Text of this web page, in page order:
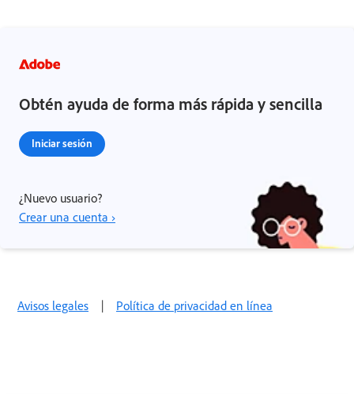
Obtén ayuda de forma más rápida y sencilla
Iniciar sesión
¿Nuevo usuario?
Crear una cuenta ›
Avisos legales | Política de privacidad en línea